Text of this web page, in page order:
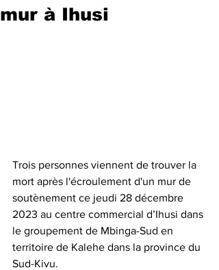
mur à Ihusi
Trois personnes viennent de trouver la
mort après l'écroulement d'un mur de
soutènement ce jeudi 28 décembre
2023 au centre commercial d’Ihusi dans
le groupement de Mbinga-Sud en
territoire de Kalehe dans la province du
Sud-Kivu.